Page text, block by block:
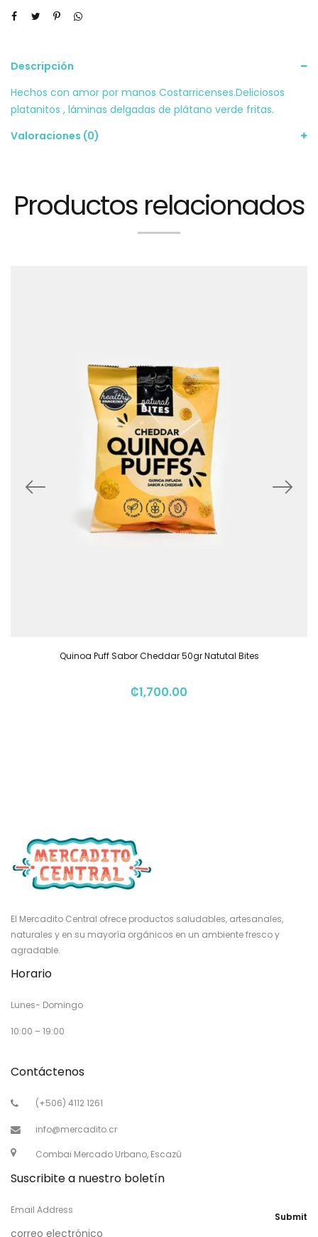
Descripción
Hechos con amor por manos Costarricenses.Deliciosos
platanitos , láminas delgadas de plátano verde fritas.
Valoraciones (0)
Productos relacionados
Quinoa Puff Sabor Cheddar 50gr Natutal Bites
₡1,700.00
El Mercadito Central ofrece productos saludables, artesanales,
naturales y en su mayoría orgánicos en un ambiente fresco y
agradable.
Horario
Lunes- Domingo
10:00 – 19:00
Contáctenos
(+506) 4112 1261
info@mercadito.cr
Combai Mercado Urbano, Escazú
Suscribite a nuestro boletín
Email Address
Submit